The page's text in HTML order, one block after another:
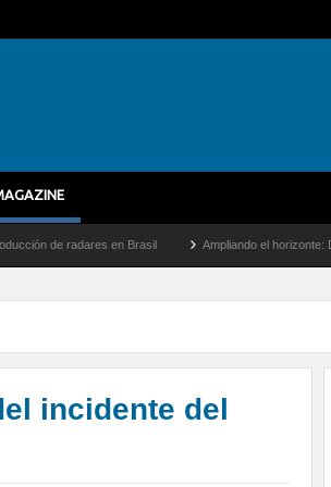
en Brasil Ampliando el horizonte: Dentro del
incidente del